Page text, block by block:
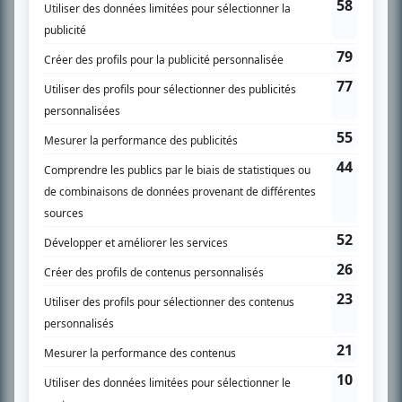
SUR LE RÉSEAU BIZZ MÉDIA
PLAN DU SITE
Accueil
Liste des oeuvres
Recherche avancée
À propos
Nous contacter
Termes et conditions
Politique de confidentialité
Gestion du consentement